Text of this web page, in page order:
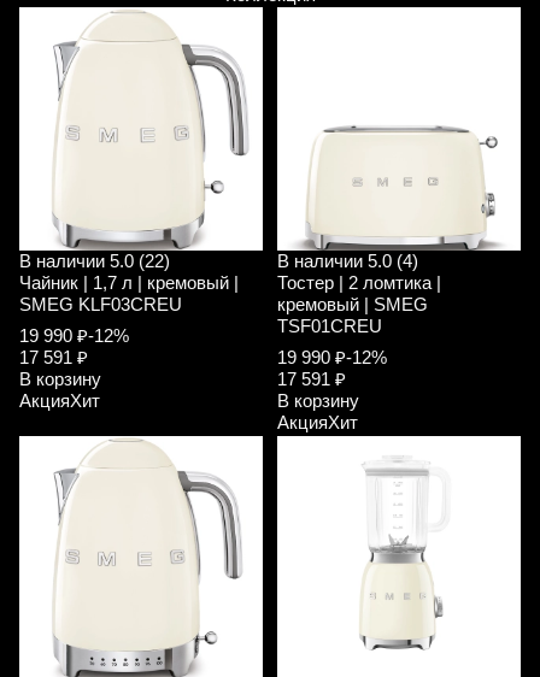
В наличии 5.0 (22)
Чайник | 1,7 л | кремовый |
SMEG KLF03CREU
19 990 ₽-12%
17 591 ₽
В корзину
АкцияХит
В наличии 5.0 (4)
Тостер | 2 ломтика |
кремовый | SMEG
TSF01CREU
19 990 ₽-12%
17 591 ₽
В корзину
АкцияХит